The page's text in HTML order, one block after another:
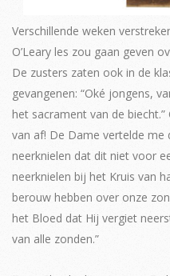
Verschillende weken
O’Leary les zou gaan geven
De zusters zaten ook in de
gevangenen: “Oké jongens,
het sacrament van de biecht.”
van af! De Dame vertelde me
neerknielen dat dit niet voor
neerknielen bij het Kruis van
berouw hebben over onze
het Bloed dat Hij vergiet
van alle zonden.”